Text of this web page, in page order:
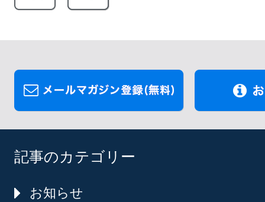
記事のカテゴリー
お知らせ